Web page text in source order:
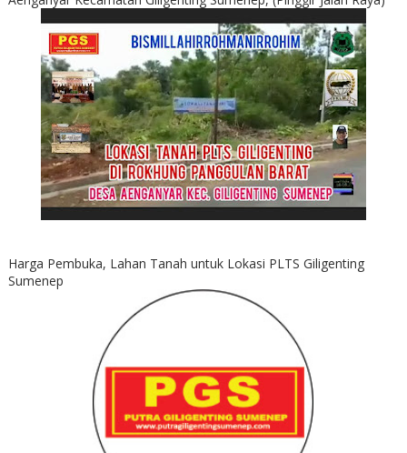
Harga Pembuka, Lahan Tanah untuk Lokasi PLTS Giligenting
Sumenep